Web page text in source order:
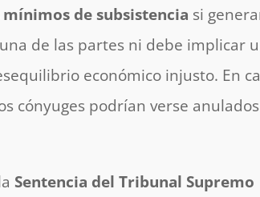
de subsistencia si
de las partes ni debe implicar
económico injusto. En
cónyuges podrían verse
Sentencia del Tribunal Supremo